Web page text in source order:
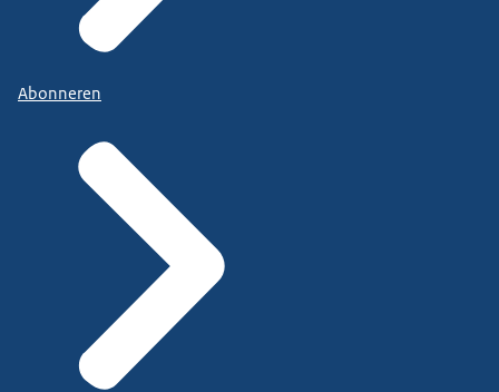
Abonneren